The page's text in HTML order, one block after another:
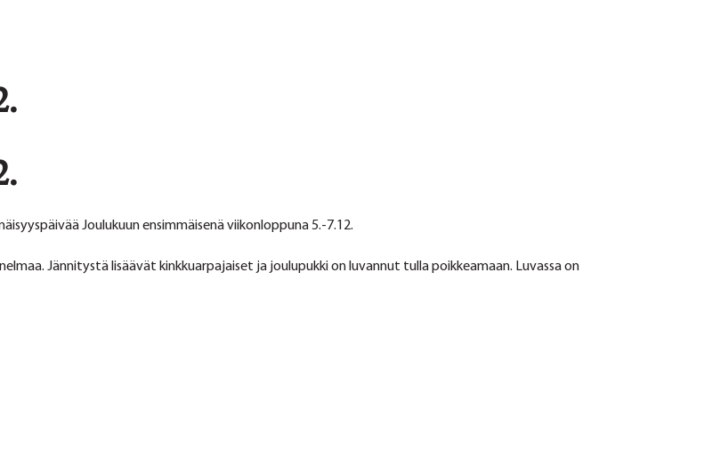
Joulukuun ensimmäisenä viikonloppuna 5.-7.12.
Jännitystä lisäävät kinkkuarpajaiset ja joulupukki on luvannut tulla poikkeamaan. Luvassa on